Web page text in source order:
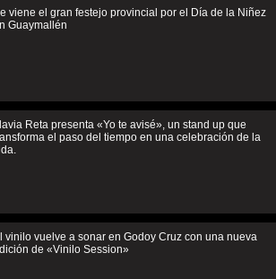
viene el gran festejo provincial por el Día de la Niñez
Guaymallén
Reta presenta «Yo te avisé», un stand up que
el paso del tiempo en una celebración de la
vinilo vuelve a sonar en Godoy Cruz con una nueva
de «Vinilo Session»